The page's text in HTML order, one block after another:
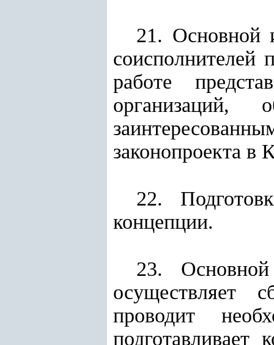
21. Основной
соисполнителей
работе
организаций,
законопроекта в
22.
концепции.
23.
осуществляет
проводит